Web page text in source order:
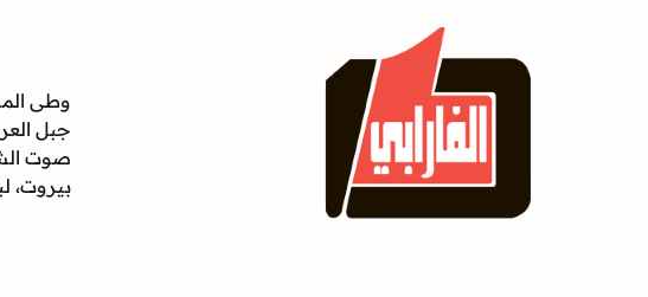
وطى
جبل
صوت
بيروت،